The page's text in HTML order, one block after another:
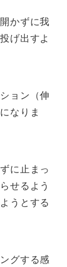
かずに我
げ出すよ
ョン（伸
なりま
に止まっ
せるよう
うとする
グする感